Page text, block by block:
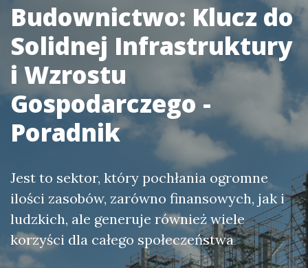
Budownictwo: Klucz do
Solidnej Infrastruktury
i Wzrostu
Gospodarczego -
Poradnik
Jest to sektor, który pochłania ogromne
ilości zasobów, zarówno finansowych, jak i
ludzkich, ale generuje również wiele
korzyści dla całego społeczeństwa